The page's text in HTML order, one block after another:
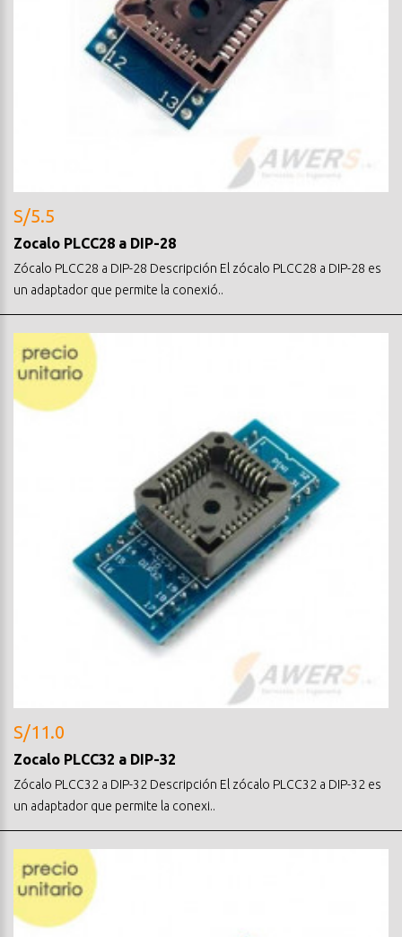
S/5.5
Zocalo PLCC28 a DIP-28
Zócalo PLCC28 a DIP-28 Descripción El zócalo PLCC28 a DIP-28 es
un adaptador que permite la conexió..
S/11.0
Zocalo PLCC32 a DIP-32
Zócalo PLCC32 a DIP-32 Descripción El zócalo PLCC32 a DIP-32 es
un adaptador que permite la conexi..